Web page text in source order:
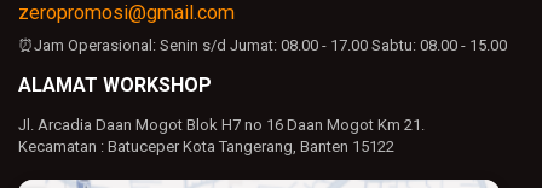
zeropromosi@gmail.com
⏰Jam Operasional: Senin s/d Jumat: 08.00 - 17.00 Sabtu: 08.00 - 15.00
ALAMAT WORKSHOP
Jl. Arcadia Daan Mogot Blok H7 no 16 Daan Mogot Km 21.
Kecamatan : Batuceper Kota Tangerang, Banten 15122